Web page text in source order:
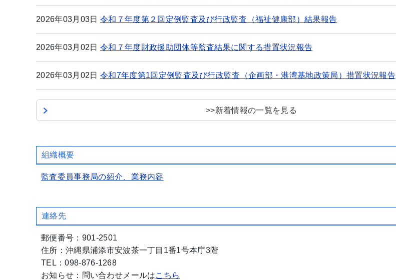
2026年03月03日 令和７年度第２回定例監査及び行政監査（福祉健康部）結果報告
2026年03月02日 令和７年度財政援助団体等監査結果に関する措置状況報告
2026年03月02日 令和7年度第1回定例監査及び行政監査（企画部・港湾基地政策局）措置状況報告
>>新着情報の一覧を見る
組織概要
監査委員事務局の紹介、業務内容
連絡先
郵便番号：901-2501
住所：沖縄県浦添市安波茶一丁目1番1号本庁3階
TEL：098-876-1268
お知らせ：問い合わせメールはこちら